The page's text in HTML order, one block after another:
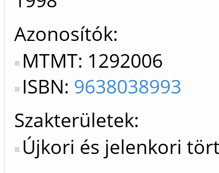
Azonosítók
MTMT: 1292006
ISBN: 9638038993
Szakterületek:
Újkori és jelenkori